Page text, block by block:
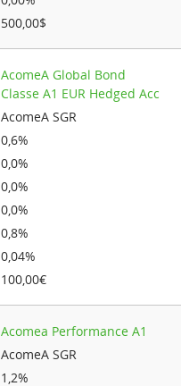
500,00$
AcomeA Global Bond
Classe A1 EUR Hedged Acc
AcomeA SGR
0,6%
0,0%
0,0%
0,0%
0,8%
0,04%
100,00€
Acomea Performance A1
AcomeA SGR
1,2%